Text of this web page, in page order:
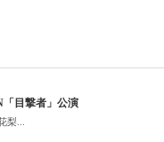
「目撃者」公演
梨...